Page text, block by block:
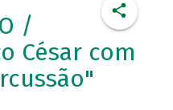
/
César com